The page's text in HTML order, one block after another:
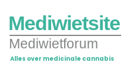
Mediwietsite
Mediwietforum
Alles over medicinale cannabis